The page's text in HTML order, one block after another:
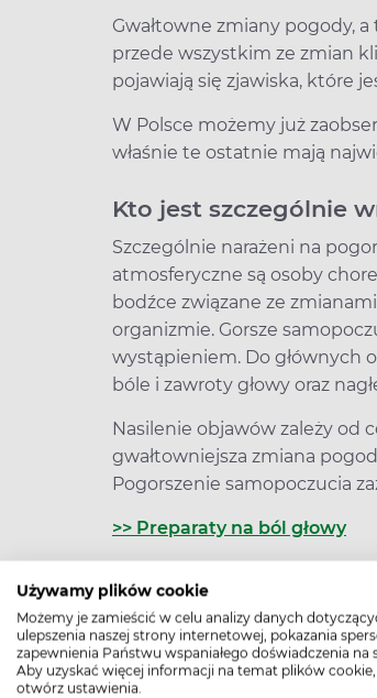
Używamy plików cookie
Możemy je zamieścić w celu analizy danych
ulepszenia naszej strony internetowej, pokazania
zapewnienia Państwu wspaniałego doświadczenia
Aby uzyskać więcej informacji na temat plików
otwórz ustawienia.
Gwałtowne zmiany pogody,
przede wszystkim ze zmian
pojawiają się zjawiska, które
W Polsce możemy już
właśnie te ostatnie mają
Kto jest szczególnie
Szczególnie narażeni na
atmosferyczne są osoby
bodźce związane ze
organizmie. Gorsze
wystąpieniem. Do głównych
bóle i zawroty głowy oraz
Nasilenie objawów zależy od
gwałtowniejsza zmiana
Pogorszenie samopoczucia
>> Preparaty na ból głowy
Dlaczego burza
Pojawienie się burzy sprawia,
negatywnie na układ
z tym objawy, które się